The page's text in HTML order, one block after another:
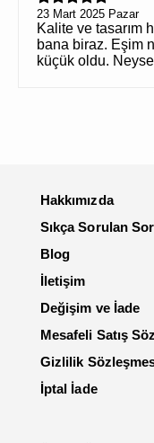
23 Mart 2025 Pazar
Kalite ve tasarım
bana biraz. Eşim
küçük oldu.
Hakkımızda
Sıkça Sorulan
Blog
İletişim
Değişim ve İade
Mesafeli Satış
Gizlilik
İptal İade